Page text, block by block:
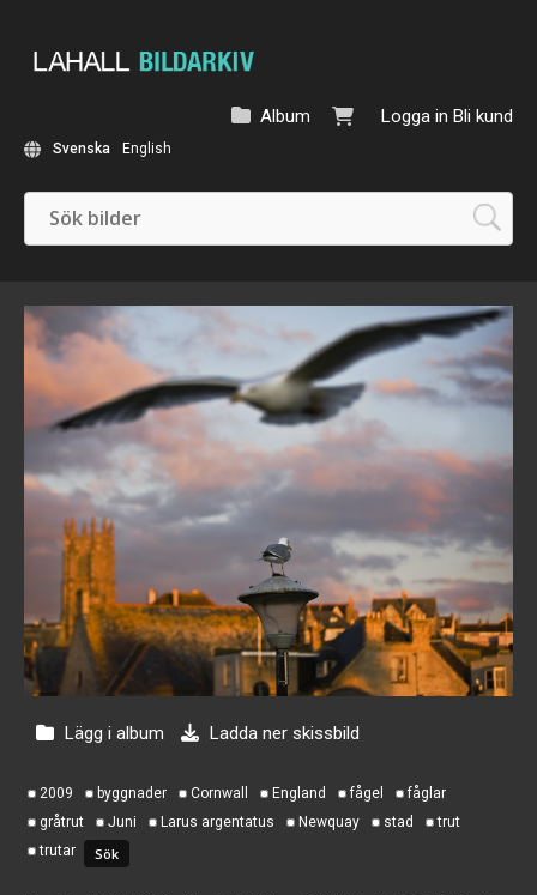
Logga in Bli kund
Album
Svenska English
Lägg i album Ladda ner skissbild
2009 byggnader Cornwall England fågel
fåglar
gråtrut
Juni Larus argentatus Newquay stad
trut
trutar